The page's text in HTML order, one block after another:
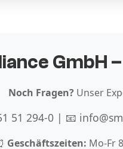
GmbH
Noch Fragen? Unser
51 294-0 | 📧
Geschäftszeiten: Mo-Fr